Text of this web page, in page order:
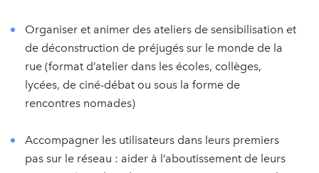
Organiser et animer des ateliers de sensibilisation et
de déconstruction de préjugés sur le monde de la
rue (format d’atelier dans les écoles, collèges,
lycées, de ciné-débat ou sous la forme de
rencontres nomades)
Accompagner les utilisateurs dans leurs premiers
pas sur le réseau : aider à l’aboutissement de leurs